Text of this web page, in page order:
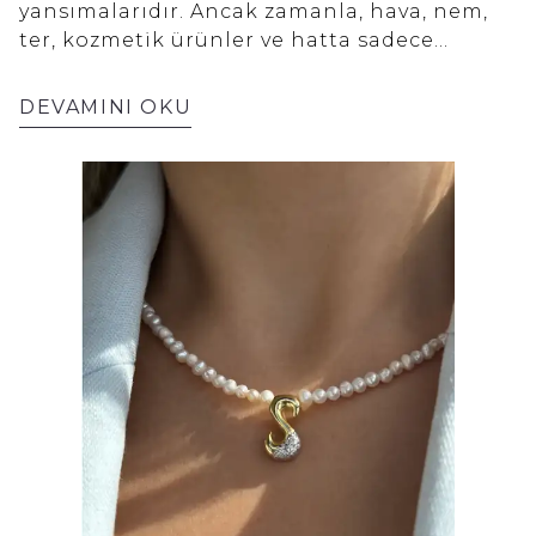
Sıradan zincir gibi görünmez: Klasik seven
Minimal kombini bile yükseltir. Hediye algısı
hissettirir. Eğer hediye alacağınız kişi “ben
takı takmam” diyorsa bile, Double Link tarzı
bileklikler genelde “saatin yanına” daha
kolay kabul edilir. 5) Şans ve Enerji Getiren:
Kırmızı Biber Kolye Şans, bereket ve
korunma temalı hediyeler, yalnızca bir
aksesuar olmanın ötesine geçerek güçlü bir
anlam taşır. Sevgililer Günü’nde hediye
seçerken, karşı tarafa iyi dileklerinizi ve
olumlu enerjinizi yansıtan semboller tercih
etmek bu yüzden oldukça değerlidir. 925
ayar gümüşten üretilen kırmızı biber kolye,
sade ama dikkat çekici formuyla günlük
yansımalarıdır. Ancak zamanla, hava, nem,
ter, kozmetik ürünler ve hatta sadece
parçaların parlaklığını yitirmesine ve
matlaşmasına neden olabilir. Takılarınızı
daha güzel göstermekle kalmaz, aynı
zamanda değerlerini koruyarak ömürlerini
uzatır. Evde takı temizliğinin en iyi yanı ise,
profesyonel bir takı temizliği için servet
harcamanıza gerek olmamasıdır. Biirkaç
basit malzeme ve adımla takılarınızı kolayca
temizleyebilir, onlara yeniden hayat
verebilirsiniz.
DEVAMINI OKU